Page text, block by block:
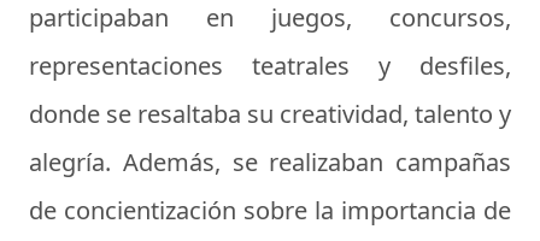
participaban en juegos, concursos,
representaciones teatrales y desfiles,
donde se resaltaba su creatividad, talento y
alegría. Además, se realizaban campañas
de concientización sobre la importancia de